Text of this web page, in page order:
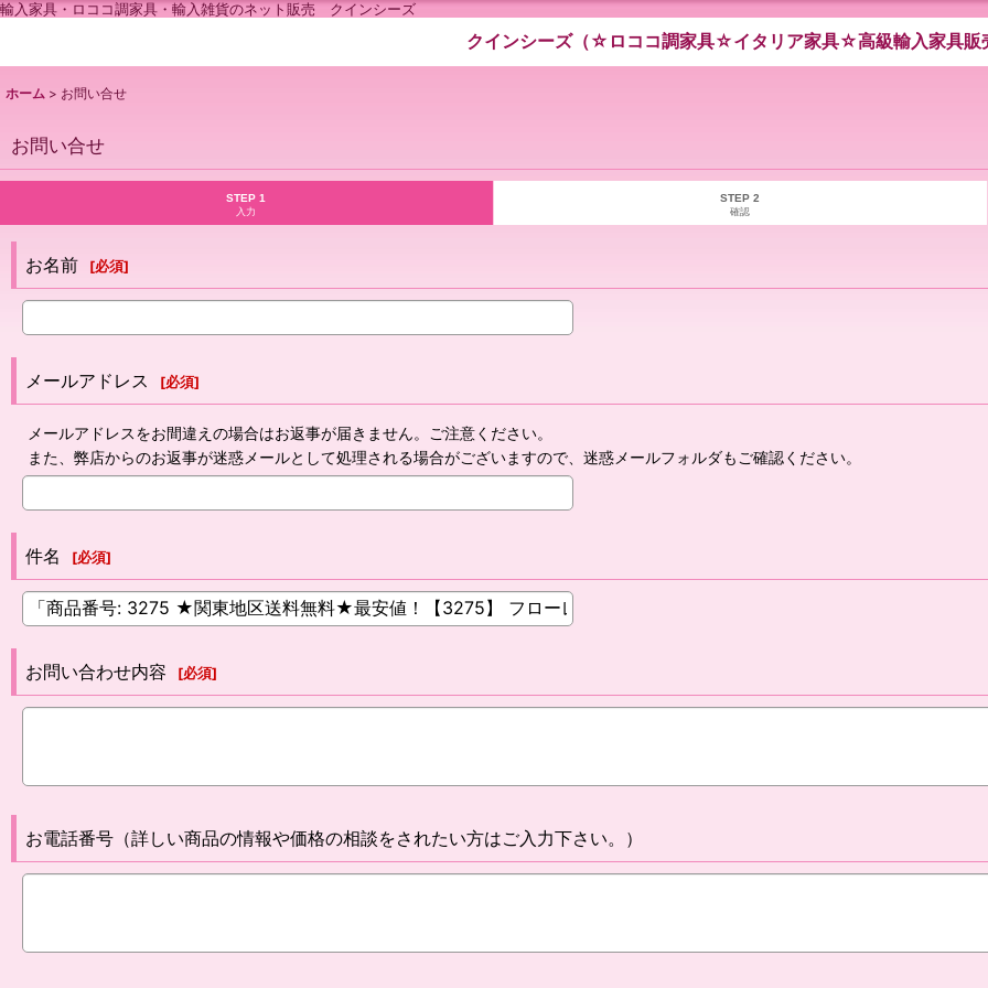
輸入家具・ロココ調家具・輸入雑貨のネット販売 クインシーズ
クインシーズ（☆ロココ調家具☆イタリア家具☆高級輸入家具販
ホーム > お問い合せ
お問い合せ
STEP 1
入力
STEP 2
確認
お名前 [必須]
メールアドレス [必須]
メールアドレスをお間違えの場合はお返事が届きません。ご注意ください。
また、弊店からのお返事が迷惑メールとして処理される場合がございますので、迷惑メールフォルダもご確認ください。
件名 [必須]
お問い合わせ内容 [必須]
お電話番号（詳しい商品の情報や価格の相談をされたい方はご入力下さい。）